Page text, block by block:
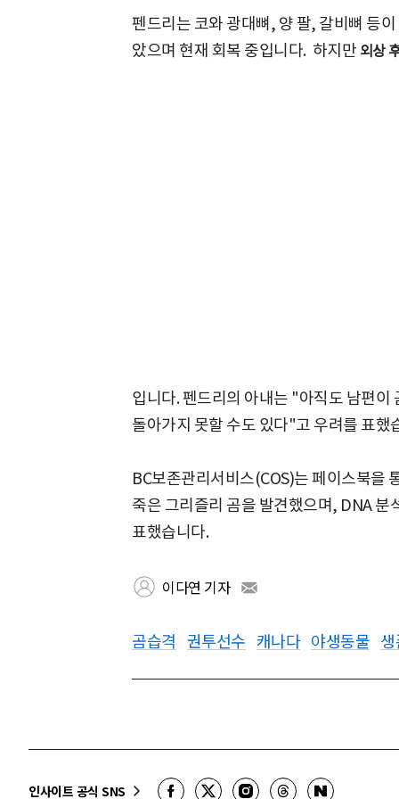
펜드리는 코와 광대뼈, 양 팔, 갈비뼈 등
았으며 현재 회복 중입니다. 하지만 외상
입니다. 펜드리의 아내는 "아직도 남편
돌아가지 못할 수도 있다"고 우려를 표했
BC보존관리서비스(COS)는 페이스북을
죽은 그리즐리 곰을 발견했으며, DNA 분
표했습니다.
이다연 기자
곰습격 권투선수 캐나다 야생동물
인사이트 공식 SNS